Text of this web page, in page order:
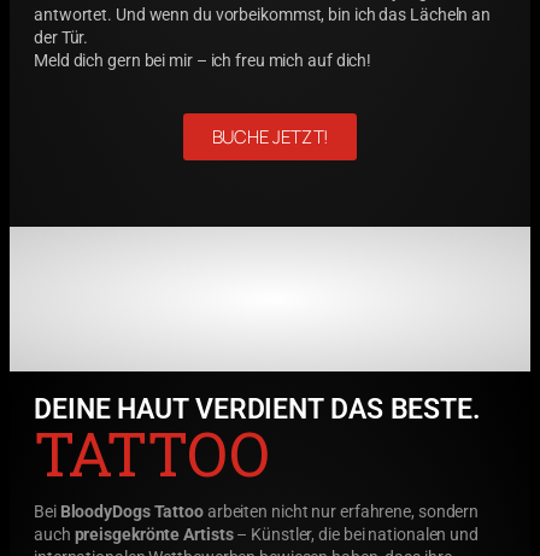
antwortet. Und wenn du vorbeikommst, bin ich das Lächeln an
der Tür.
Meld dich gern bei mir – ich freu mich auf dich!
BUCHE JETZT!
DEINE HAUT VERDIENT DAS BESTE.
TATTOO
Bei BloodyDogs Tattooarbeiten nicht nur erfahrene, sondern
auch preisgekrönte Artists– Künstler, die bei nationalen und